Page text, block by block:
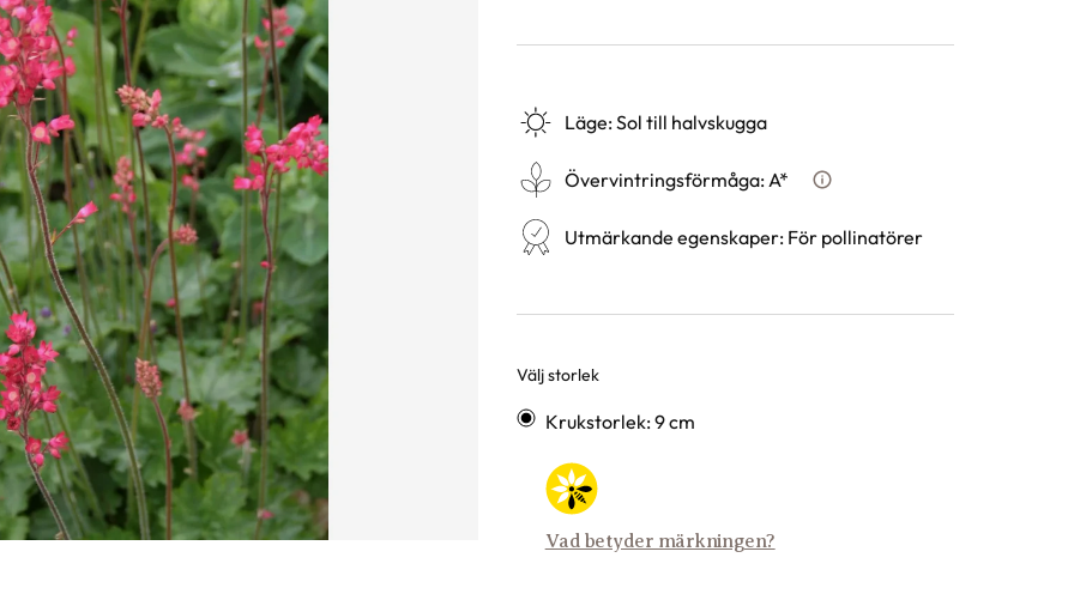
Läge:Sol till halvskugga
Övervintringsförmåga:A*
Vad betyder
Utmärkande egenskaper: För pollinatörer
Välj storlek
Varianter
Krukstorlek: 9 cm
Vad betyder märkningen?